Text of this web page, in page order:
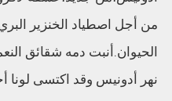
من أجل اصطياد الخنزير
الحيوان.أنبت دمه شقائق
نهر أدونيس وقد اكتسى لونا